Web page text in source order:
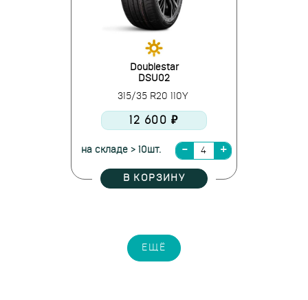
Doublestar
DSU02
315/35 R20 110Y
12 600 ₽
на складе > 10шт.
В КОРЗИНУ
ЕЩЁ